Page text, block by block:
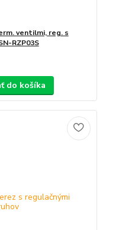
ventilmi, reg. s
RZP03S
do košíka